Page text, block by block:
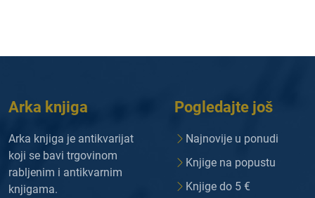
Arka knjiga
Arka knjiga je antikvarijat
koji se bavi trgovinom
rabljenim i antikvarnim
knjigama.
Pogledajte još
Najnovije u ponudi
Knjige na popustu
Knjige do 5 €